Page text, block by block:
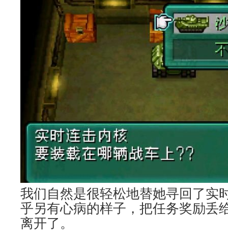
我们自然是很轻松地替她寻回了实
乎另有心病的样子，把任务奖励丢
离开了。